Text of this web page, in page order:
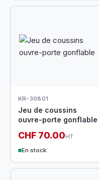
KR-30801
Jeu de coussins
ouvre-porte gonflable
CHF 70.00HT
En stock